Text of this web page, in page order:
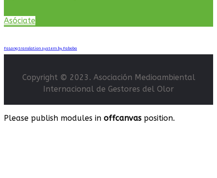
Asóciate
FaLang translation system by Faboba
Copyright © 2023. Asociación Medioambiental
Internacional de Gestores del Olor
Please publish modules in offcanvas position.